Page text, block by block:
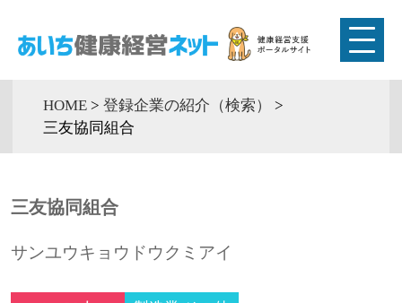
HOME > 登録企業の紹介（検索）
>
三友協同組合
三友協同組合
サンユウキョウドウクミアイ